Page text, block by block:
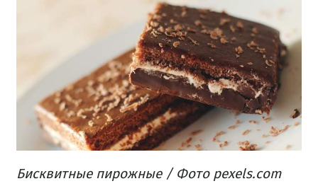
Бисквитные пирожные / Фото pexels.com